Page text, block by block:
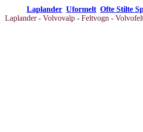
Laplander Uformelt Ofte Stilte
Laplander - Volvovalp - Feltvogn -